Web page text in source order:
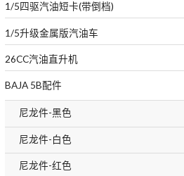
1/5四驱汽油短卡(带倒档)
1/5升级金属版汽油车
26CC汽油直升机
BAJA 5B配件
尼龙件-黑色
尼龙件-白色
尼龙件-红色